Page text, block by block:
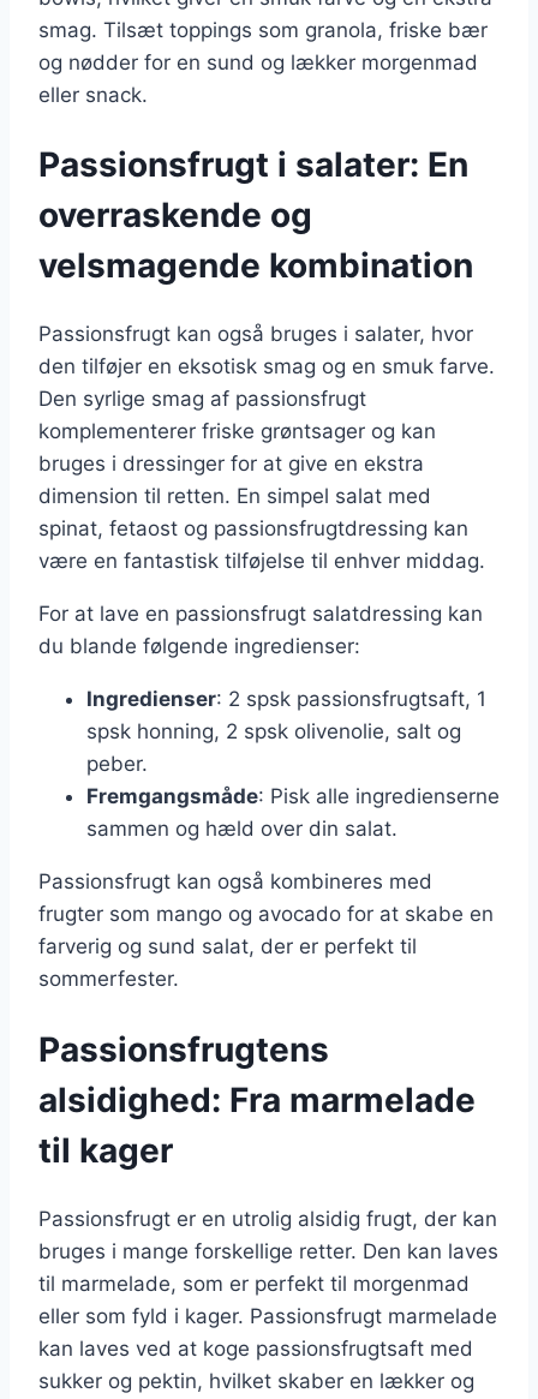
smag. Tilsæt toppings som granola, friske bær
og nødder for en sund og lækker morgenmad
eller snack.
Passionsfrugt i salater: En
overraskende og
velsmagende kombination
Passionsfrugt kan også bruges i salater, hvor
den tilføjer en eksotisk smag og en smuk farve.
Den syrlige smag af passionsfrugt
komplementerer friske grøntsager og kan
bruges i dressinger for at give en ekstra
dimension til retten. En simpel salat med
spinat, fetaost og passionsfrugtdressing kan
være en fantastisk tilføjelse til enhver middag.
For at lave en passionsfrugt salatdressing kan
du blande følgende ingredienser:
Ingredienser: 2 spsk passionsfrugtsaft, 1
spsk honning, 2 spsk olivenolie, salt og
peber.
Fremgangsmåde: Pisk alle ingredienserne
sammen og hæld over din salat.
Passionsfrugt kan også kombineres med
frugter som mango og avocado for at skabe en
farverig og sund salat, der er perfekt til
sommerfester.
Passionsfrugtens
alsidighed: Fra marmelade
til kager
Passionsfrugt er en utrolig alsidig frugt, der kan
bruges i mange forskellige retter. Den kan laves
til marmelade, som er perfekt til morgenmad
eller som fyld i kager. Passionsfrugt marmelade
kan laves ved at koge passionsfrugtsaft med
sukker og pektin, hvilket skaber en lækker og